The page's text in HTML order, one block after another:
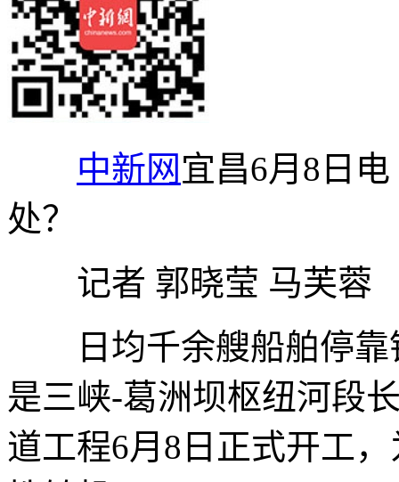
中新网 宜昌6月8日
处？
记者 郭晓莹 马芙蓉
日均千余艘船舶停靠
是三峡-葛洲坝枢纽河段
道工程6月8日正式开工